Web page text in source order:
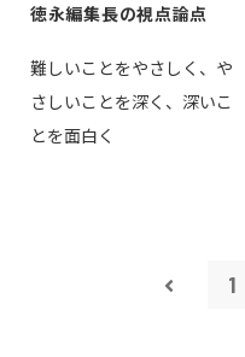
徳永編集長の視点論点
難しいことをやさしく、や
さしいことを深く、深いこ
とを面白く
1